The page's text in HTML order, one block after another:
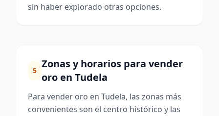
sin haber explorado otras opciones.
5
Zonas y horarios para vender
oro en Tudela
Para vender oro en Tudela, las zonas más
convenientes son el centro histórico y las